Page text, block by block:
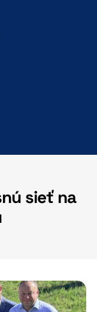
sieť na